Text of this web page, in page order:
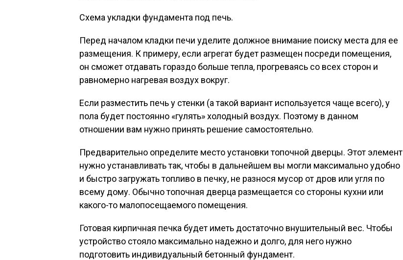
Схема укладки фундамента под печь.
Перед началом кладки печи уделите должное внимание поиску места для ее
размещения. К примеру, если агрегат будет размещен посреди помещения,
он сможет отдавать гораздо больше тепла, прогреваясь со всех сторон и
равномерно нагревая воздух вокруг.
Если разместить печь у стенки (а такой вариант используется чаще всего), у
пола будет постоянно «гулять» холодный воздух. Поэтому в данном
отношении вам нужно принять решение самостоятельно.
Предварительно определите место установки топочной дверцы. Этот элемент
нужно устанавливать так, чтобы в дальнейшем вы могли максимально удобно
и быстро загружать топливо в печку, не разнося мусор от дров или угля по
всему дому. Обычно топочная дверца размещается со стороны кухни или
какого-то малопосещаемого помещения.
Готовая кирпичная печка будет иметь достаточно внушительный вес. Чтобы
устройство стояло максимально надежно и долго, для него нужно
подготовить индивидуальный бетонный фундамент.